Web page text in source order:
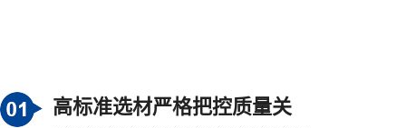
高标准选材严格把控质量关